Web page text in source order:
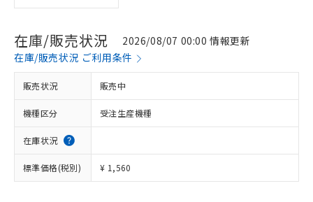
在庫/販売状況
2026/08/07 00:00 情報更新
在庫/販売状況 ご利用条件
販売状況 販売中
機種区分 受注生産機種
在庫状況
標準価格(税別) ¥ 1,560